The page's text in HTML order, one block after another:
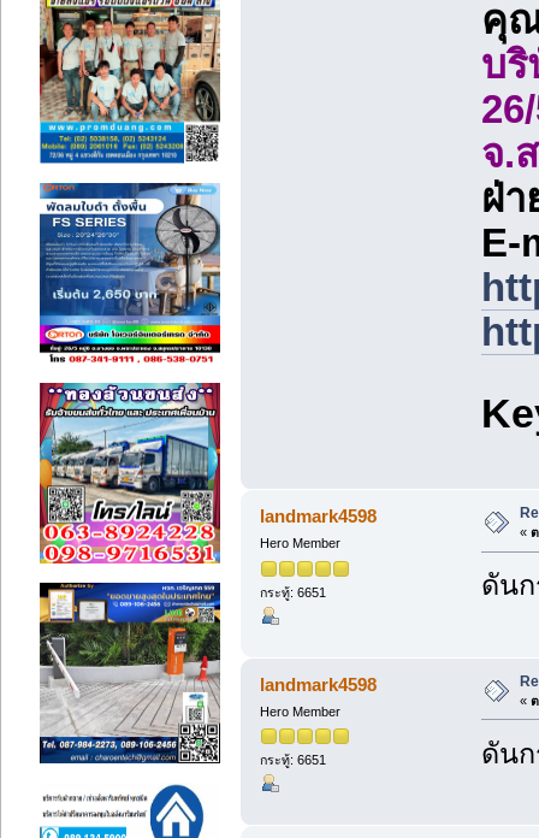
คุ
บริ
จ.
ฝ่
E-
landmark4598
Hero Member
กระทู้: 6651
«
ดัน
landmark4598
Hero Member
กระทู้: 6651
«
ดัน